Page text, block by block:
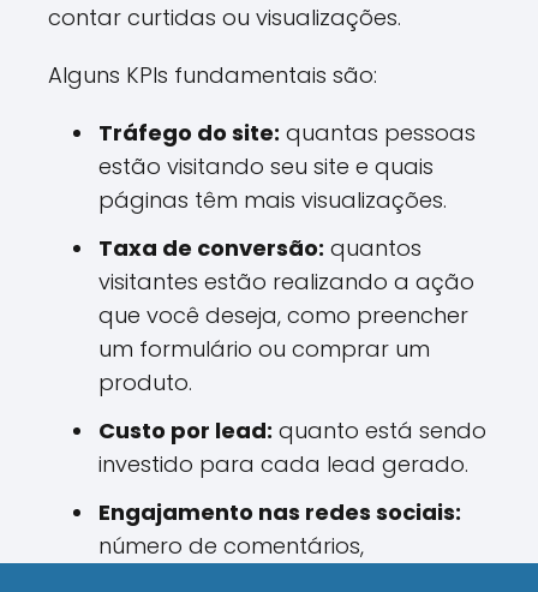
contar curtidas ou visualizações.
Alguns KPIs fundamentais são:
Tráfego do site: quantas pessoas
estão visitando seu site e quais
páginas têm mais visualizações.
Taxa de conversão: quantos
visitantes estão realizando a ação
que você deseja, como preencher
um formulário ou comprar um
produto.
Custo por lead: quanto está sendo
investido para cada lead gerado.
Engajamento nas redes sociais:
número de comentários,